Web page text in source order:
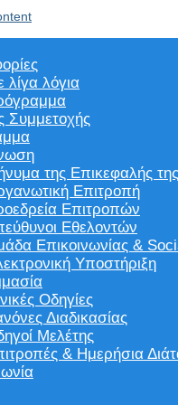
λίγα λόγια
Συμμετοχής
της Επικεφαλής
Επιτροπή
Επιτροπών
Εθελοντών
Επικοινωνίας &
Υποστήριξη
Οδηγίες
Διαδικασίας
Μελέτης
& Ημερήσια